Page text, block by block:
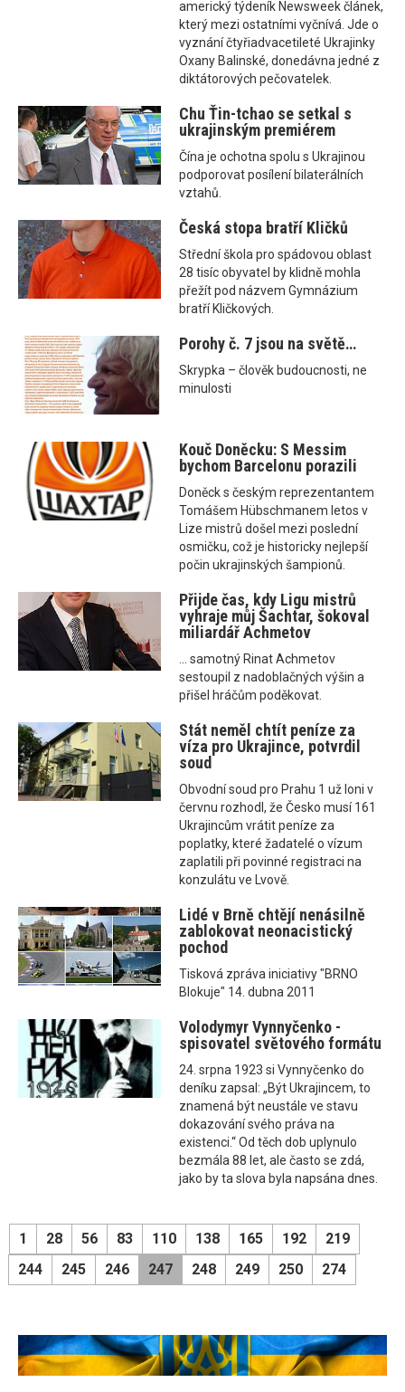
americký týdeník Newsweek článek,
který mezi ostatními vyčnívá. Jde o
vyznání čtyřiadvacetileté Ukrajinky
Oxany Balinské, donedávna jedné z
diktátorových pečovatelek.
Chu Ťin-tchao se setkal s
ukrajinským premiérem
Čína je ochotna spolu s Ukrajinou
podporovat posílení bilaterálních
vztahů.
Česká stopa bratří Kličků
Střední škola pro spádovou oblast
28 tisíc obyvatel by klidně mohla
přežít pod názvem Gymnázium
bratří Kličkových.
Porohy č. 7 jsou na světě…
Skrypka – člověk budoucnosti, ne
minulosti
Kouč Doněcku: S Messim
bychom Barcelonu porazili
Doněck s českým reprezentantem
Tomášem Hübschmanem letos v
Lize mistrů došel mezi poslední
osmičku, což je historicky nejlepší
počin ukrajinských šampionů.
Přijde čas, kdy Ligu mistrů
vyhraje můj Šachtar, šokoval
miliardář Achmetov
... samotný Rinat Achmetov
sestoupil z nadoblačných výšin a
přišel hráčům poděkovat.
Stát neměl chtít peníze za
víza pro Ukrajince, potvrdil
soud
Obvodní soud pro Prahu 1 už loni v
červnu rozhodl, že Česko musí 161
Ukrajincům vrátit peníze za
poplatky, které žadatelé o vízum
zaplatili při povinné registraci na
konzulátu ve Lvově.
Lidé v Brně chtějí nenásilně
zablokovat neonacistický
pochod
Tisková zpráva iniciativy "BRNO
Blokuje" 14. dubna 2011
Volodymyr Vynnyčenko -
spisovatel světového formátu
24. srpna 1923 si Vynnyčenko do
deníku zapsal: „Být Ukrajincem, to
znamená být neustále ve stavu
dokazování svého práva na
existenci.“ Od těch dob uplynulo
bezmála 88 let, ale často se zdá,
jako by ta slova byla napsána dnes.
1 28 56 83 110 138 165 192
219
244
245 246 247 248 249 250 274